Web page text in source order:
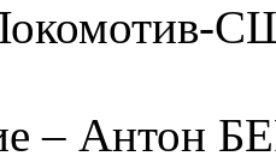
– Антон